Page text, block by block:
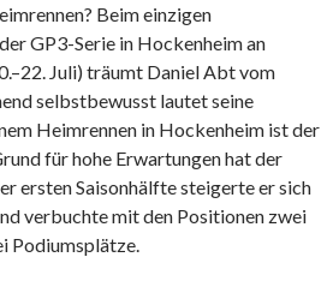
Beim einzigen
GP3-Serie in Hockenheim an
Juli) träumt Daniel Abt vom
selbstbewusst lautet seine
Heimrennen in Hockenheim ist der
für hohe Erwartungen hat der
ersten Saisonhälfte steigerte er sich
verbuchte mit den Positionen zwei
Podiumsplätze.